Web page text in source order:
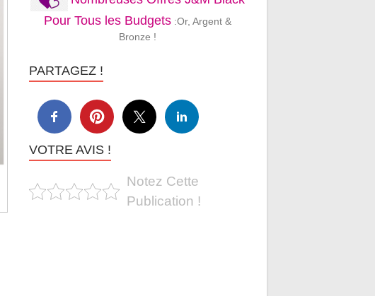
Pour Tous les Budgets:Or, Argent &
Bronze !
PARTAGEZ !
VOTRE AVIS !
Notez Cette
Publication !